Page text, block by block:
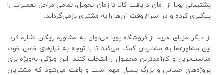
پشتیبانی پویا از زمان دریافت کالا تا زمان تحویل، تمامی مراحل تعمیرات را
پیگیری کرده و در اسرع وقت آن‌ها را به مشتری بازمی‌گرداند.
از دیگر مزایای خرید از فروشگاه پویا می‌توان به مشاوره رایگان اشاره کرد.
این مشاوره‌ها به مشتریان کمک می‌کند تا با توجه به نیازهای خاص خود،
مناسب‌ترین و کارآمدترین محصول را انتخاب کنند. این ویژگی به‌ویژه برای
پروژه‌های حساس و بزرگ بسیار مهم است و باعث می‌شود که مشتریان